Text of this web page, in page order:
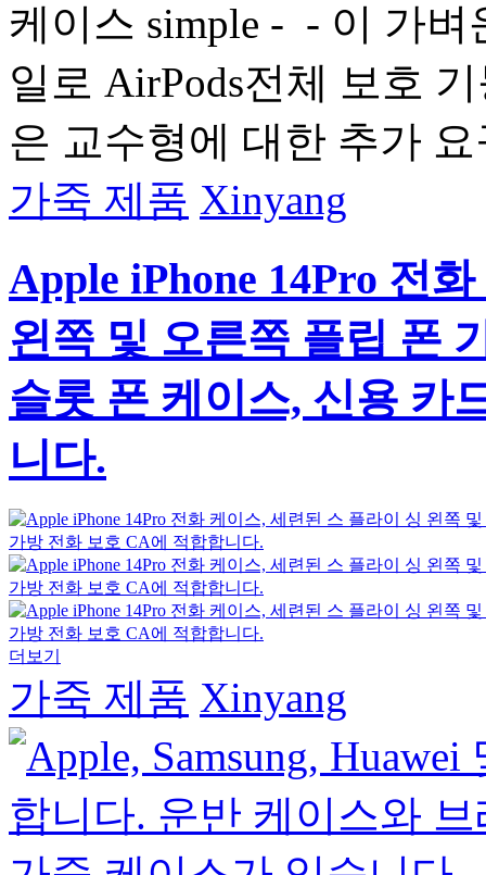
케이스 simple - - 이 가
일로 AirPods전체 보호
은 교수형에 대한 추가
가죽 제품 Xinyang
Apple iPhone 14Pro 전
왼쪽 및 오른쪽 플립 폰
슬롯 폰 케이스, 신용 카
니다.
더보기
가죽 제품 Xinyang